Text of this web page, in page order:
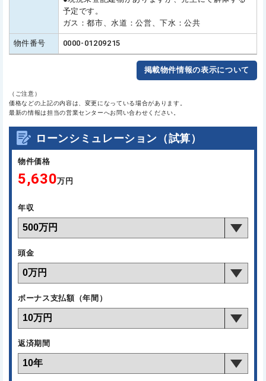
予定です。
ガス：都市、水道：公営、下水：公共
物件番号 0000-01209215
掲載物件情報の表示について
（ご注意）
価格などの上記の内容は、変更になっている場合があります。
最新の情報は担当の営業センターへお問い合わせください。
ローンシミュレーション（試算）
物件価格
5,630万円
年収
頭金
ボーナス支払額（年間）
返済期間